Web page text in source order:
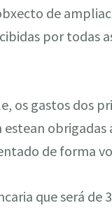
de
por todas
os gastos dos
obrigadas
de forma
que será de